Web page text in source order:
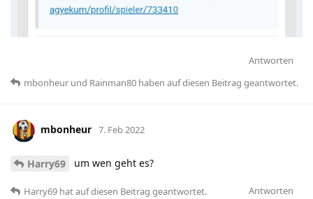
Antworten
mbonheur und Rainman80 haben auf diesen Beitrag geantwortet.
mbonheur 7. Feb 2022
Harry69 um wen geht es?
Antworten
Harry69 hatauf diesen Beitrag geantwortet.